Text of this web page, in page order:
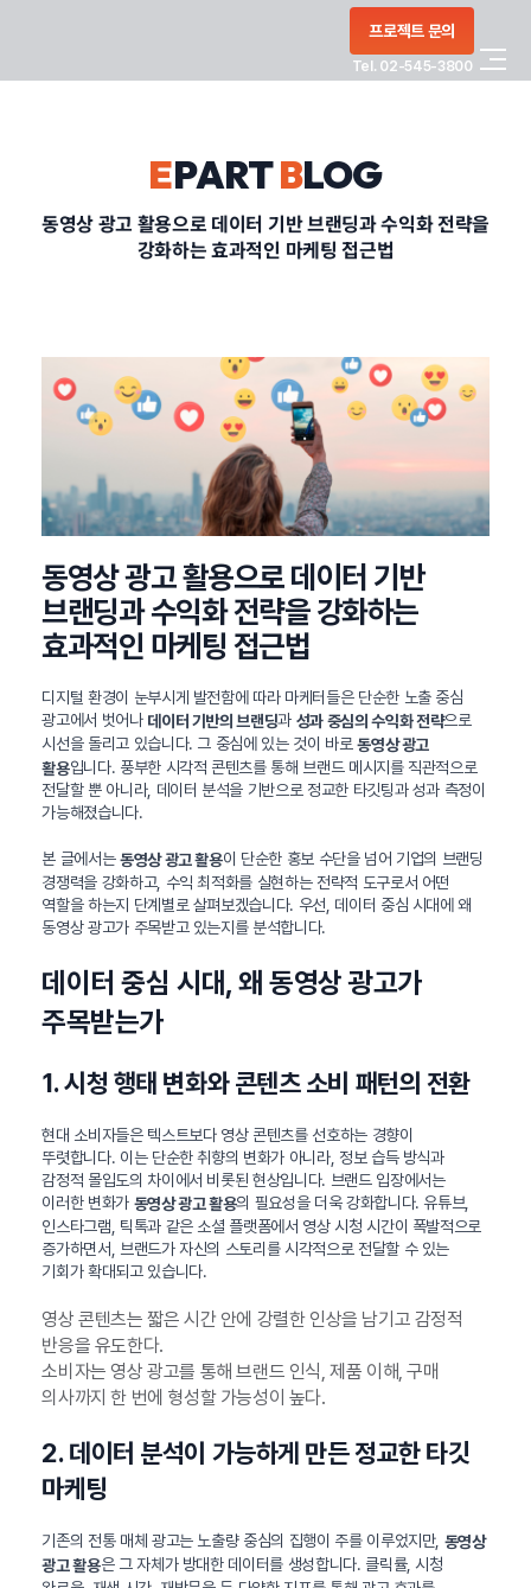
프로젝트 문의
Tel. 02-545-3800
PORTFOLIO
CONTACT
정부지원사업
EPARTBLOG
동영상 광고 활용으로 데이터 기반 브랜딩과 수익화 전략을
강화하는 효과적인 마케팅 접근법
동영상 광고 활용으로 데이터 기반
브랜딩과 수익화 전략을 강화하는
효과적인 마케팅 접근법
디지털 환경이 눈부시게 발전함에 따라 마케터들은 단순한 노출 중심
광고에서 벗어나 데이터 기반의 브랜딩과 성과 중심의 수익화 전략으로
시선을 돌리고 있습니다. 그 중심에 있는 것이 바로동영상 광고
활용입니다. 풍부한 시각적 콘텐츠를 통해 브랜드 메시지를 직관적으로
전달할 뿐 아니라, 데이터 분석을 기반으로 정교한 타깃팅과 성과 측정이
가능해졌습니다.
본 글에서는동영상 광고 활용이 단순한 홍보 수단을 넘어 기업의 브랜딩
경쟁력을 강화하고, 수익 최적화를 실현하는 전략적 도구로서 어떤
역할을 하는지 단계별로 살펴보겠습니다. 우선, 데이터 중심 시대에 왜
동영상 광고가 주목받고 있는지를 분석합니다.
데이터 중심 시대, 왜 동영상 광고가
주목받는가
1. 시청 행태 변화와 콘텐츠 소비 패턴의 전환
현대 소비자들은 텍스트보다 영상 콘텐츠를 선호하는 경향이
뚜렷합니다. 이는 단순한 취향의 변화가 아니라, 정보 습득 방식과
감정적 몰입도의 차이에서 비롯된 현상입니다. 브랜드 입장에서는
이러한 변화가 동영상 광고 활용의 필요성을 더욱 강화합니다. 유튜브,
인스타그램, 틱톡과 같은 소셜 플랫폼에서 영상 시청 시간이 폭발적으로
증가하면서, 브랜드가 자신의 스토리를 시각적으로 전달할 수 있는
기회가 확대되고 있습니다.
영상 콘텐츠는 짧은 시간 안에 강렬한 인상을 남기고 감정적
반응을 유도한다.
소비자는 영상 광고를 통해 브랜드 인식, 제품 이해, 구매
의사까지 한 번에 형성할 가능성이 높다.
2. 데이터 분석이 가능하게 만든 정교한 타깃
마케팅
기존의 전통 매체 광고는 노출량 중심의 집행이 주를 이루었지만, 동영상
광고 활용은 그 자체가 방대한 데이터를 생성합니다. 클릭률, 시청